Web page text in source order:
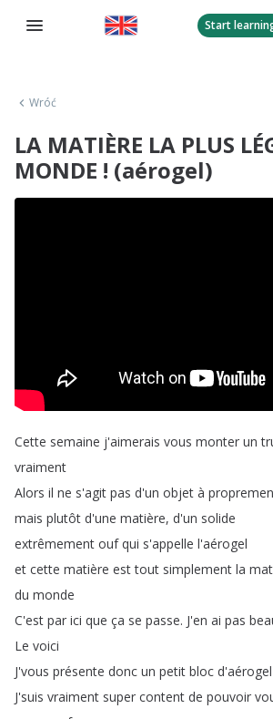
Start
Wróć
LA MATIÈRE LA PLUS
MONDE ! (aérogel)
Cette semaine j'aimerais vous monter un
vraiment
Alors il ne s'agit pas d'un objet à
mais plutôt d'une matière, d'un solide
extrêmement ouf qui s'appelle l'aérogel
et cette matière est tout simplement la
du monde
C'est par ici que ça se passe. J'en ai pas
Le voici
J'vous présente donc un petit bloc d'aérogel
J'suis vraiment super content de pouvoir